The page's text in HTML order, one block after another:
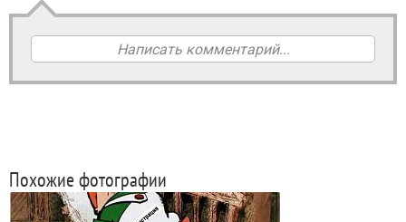
Написать комментарий...
Похожие фотографии